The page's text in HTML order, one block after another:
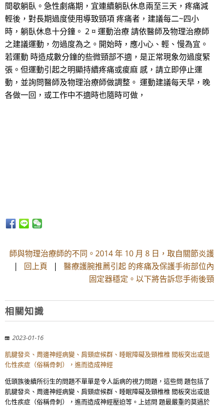
間歇躺臥。急性劇痛期，宜連續躺臥休息兩至三天，疼痛減
輕後，對長期過度使用導致頸項 疼痛者，建議每二~四小
時，躺臥休息十分鐘。 2 ¤ 運動治療 請依醫師及物理治療師
之建議運動，勿過度為之。開始時，應小心、輕、慢為宜。
若運動 時造成數分鐘的些微頸部不適，是正常現象勿過度緊
張。但運動引起之明顯持續疼痛或痠麻 感，請立即停止運
動，並詢問醫師及物理治療師做調整。 運動建議每天早，晚
各做一回，或工作中不適時也隨時可做，
師與物理治療師的不同。2014 年 10 月 8 日，取自關節炎護
| 回上頁 | 醫療護腕推薦引起 的疼痛及保護手術部位內
固定器穩定。以下將告訴您手術後頸
相關知識
2023-01-16
肌腱發炎、周邊神經病變、肩頸症候群、睡眠障礙及頸椎椎 間板突出或退
化性疾症（俗稱骨刺），進而造成神經
低頭族後續所衍生的問題不單單是令人詬病的視力問題，這些問 題包括了
肌腱發炎、周邊神經病變、肩頸症候群、睡眠障礙及頸椎椎 間板突出或退
化性疾症（俗稱骨刺），進而造成神經壓迫等。上述問 題最嚴重的莫過於